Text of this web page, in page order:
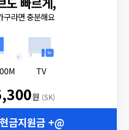
구라면 충분해요
+
TV
원 (SK)
금지원금 +@